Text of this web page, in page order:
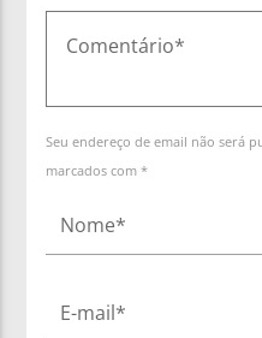
Seu endereço de email não será
marcados com *